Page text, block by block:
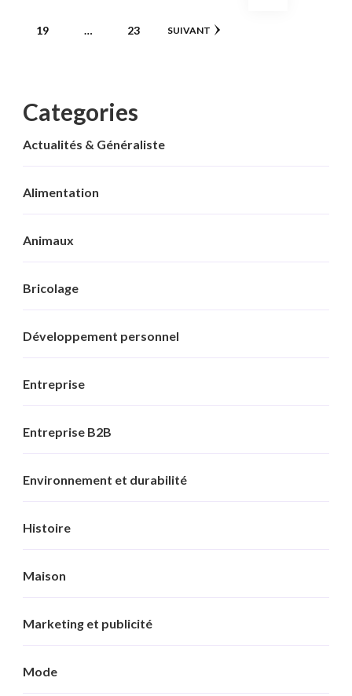
publications
PAGE
19 … PAGE
23 SUIVANT
Categories
Actualités & Généraliste
Alimentation
Animaux
Bricolage
Développement personnel
Entreprise
Entreprise B2B
Environnement et durabilité
Histoire
Maison
Marketing et publicité
Mode